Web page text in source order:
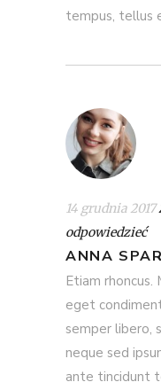
tempus, tellus
14 grudnia 2017
odpowiedzieć
ANNA
Etiam
eget
semper libero,
neque sed
ante tincidunt